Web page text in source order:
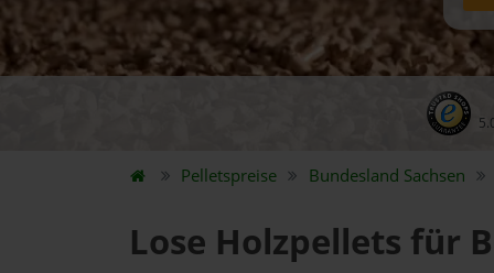
Pelletspreise Bundesland Sachsen
Lose Holzpellets für